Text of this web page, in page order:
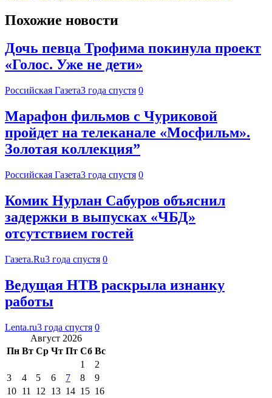
Похожие новости
Дочь певца Трофима покинула проект
«Голос. Уже не дети»
Российская Газета3 года спустя 0
Марафон фильмов с Чуриковой
пройдет на телеканале «Мосфильм».
Золотая коллекция”
Российская Газета3 года спустя 0
Комик Нурлан Сабуров объяснил
задержки в выпусках «ЧБД»
отсутствием гостей
Газета.Ru3 года спустя 0
Ведущая НТВ раскрыла изнанку
работы
Lenta.ru3 года спустя 0
Август 2026
Пн Вт Ср Чт Пт Сб Вс
1
2
3
4 5 6 7 8
9
10 11 12 13 14 15 16